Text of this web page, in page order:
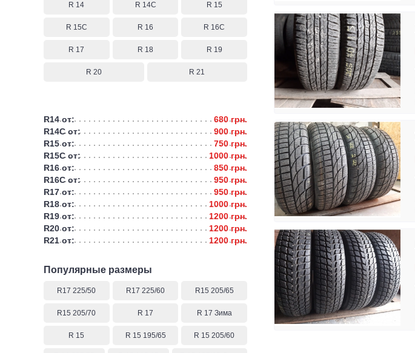
R 14 R 14C R 15
R 15C R 16 R 16C
R 17 R 18 R 19
R 20 R 21
R14 от:
680 грн.
R14C от:
900 грн.
R15 от:
750 грн.
R15C от:
1000 грн.
R16 от:
850 грн.
R16C от:
950 грн.
R17 от:
950 грн.
R18 от:
1000 грн.
R19 от:
1200 грн.
R20 от:
1200 грн.
R21 от:
1200 грн.
Популярные размеры
R17 225/50 R17 225/60 R15 205/65
R15 205/70 R 17 R 17 Зима
R 15 R 15 195/65 R 15 205/60